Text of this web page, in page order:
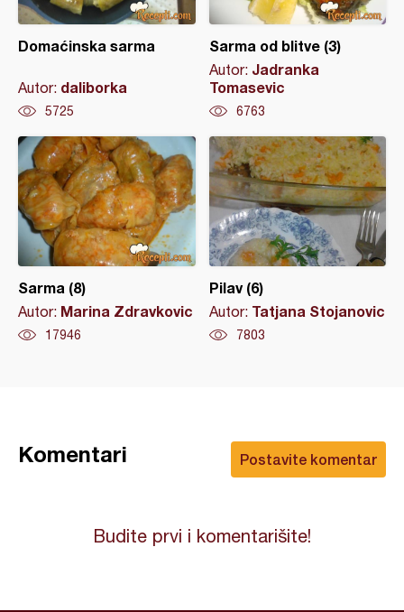
Domaćinska sarma
Autor: daliborka
5725
Sarma od blitve (3)
Autor: Jadranka
Tomasevic
6763
Sarma (8)
Autor: Marina Zdravkovic
17946
Pilav (6)
Autor: Tatjana Stojanovic
7803
Postavite komentar
Komentari
Budite prvi i komentarišite!